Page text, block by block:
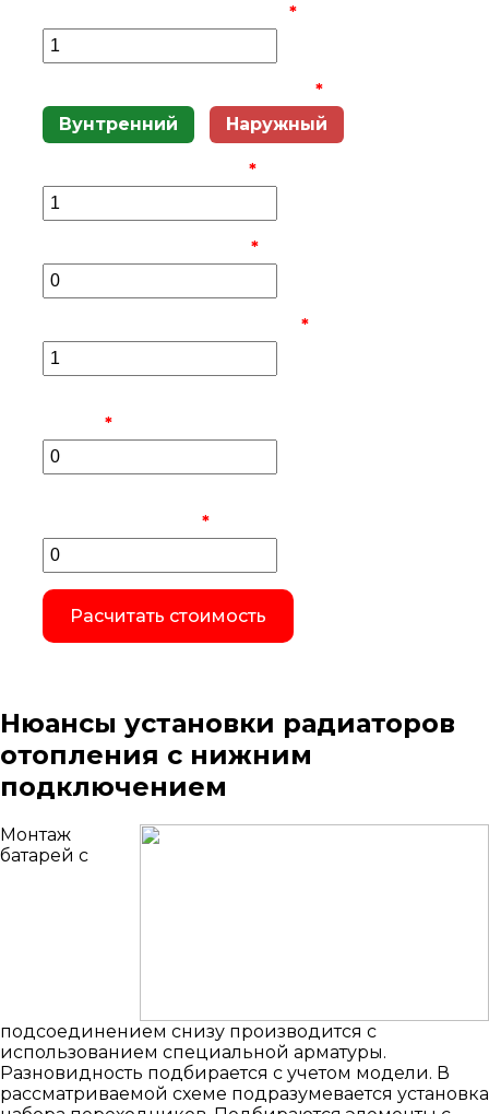
*
*
Вунтренний
Наружный
*
*
*
*
*
Расчитать стоимость
Нюансы установки радиаторов
отопления с нижним
подключением
Монтаж
батарей с
подсоединением снизу производится с
использованием специальной арматуры.
Разновидность подбирается с учетом модели. В
рассматриваемой схеме подразумевается установка